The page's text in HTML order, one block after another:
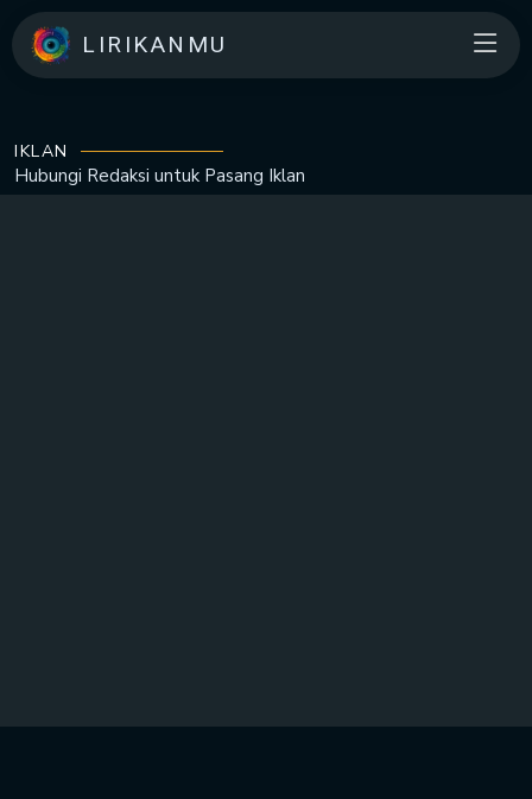
LIRIKANMU
IKLAN
Hubungi Redaksi untuk Pasang Iklan